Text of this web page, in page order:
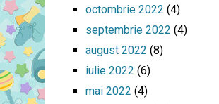
octombrie 2022 (4)
septembrie 2022 (4)
august 2022 (8)
iulie 2022 (6)
mai 2022 (4)